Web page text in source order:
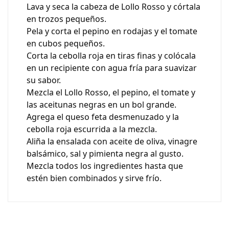
Lava y seca la cabeza de Lollo Rosso y córtala
en trozos pequeños.
Pela y corta el pepino en rodajas y el tomate
en cubos pequeños.
Corta la cebolla roja en tiras finas y colócala
en un recipiente con agua fría para suavizar
su sabor.
Mezcla el Lollo Rosso, el pepino, el tomate y
las aceitunas negras en un bol grande.
Agrega el queso feta desmenuzado y la
cebolla roja escurrida a la mezcla.
Aliña la ensalada con aceite de oliva, vinagre
balsámico, sal y pimienta negra al gusto.
Mezcla todos los ingredientes hasta que
estén bien combinados y sirve frío.